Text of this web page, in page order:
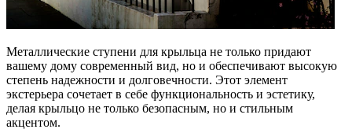
Металлические ступени для крыльца не только придают
вашему дому современный вид, но и обеспечивают высокую
степень надежности и долговечности. Этот элемент
экстерьера сочетает в себе функциональность и эстетику,
делая крыльцо не только безопасным, но и стильным
акцентом.